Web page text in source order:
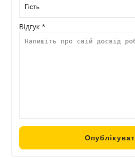
стабільні умови співпраці.
Відгук *